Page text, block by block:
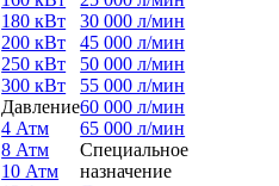
180 кВт
200 кВт
250 кВт
300 кВт
Давление
4 Атм
8 Атм
10 Атм
30 000 л/мин
45 000 л/мин
50 000 л/мин
55 000 л/мин
60 000 л/мин
65 000 л/мин
Специальное
назначение